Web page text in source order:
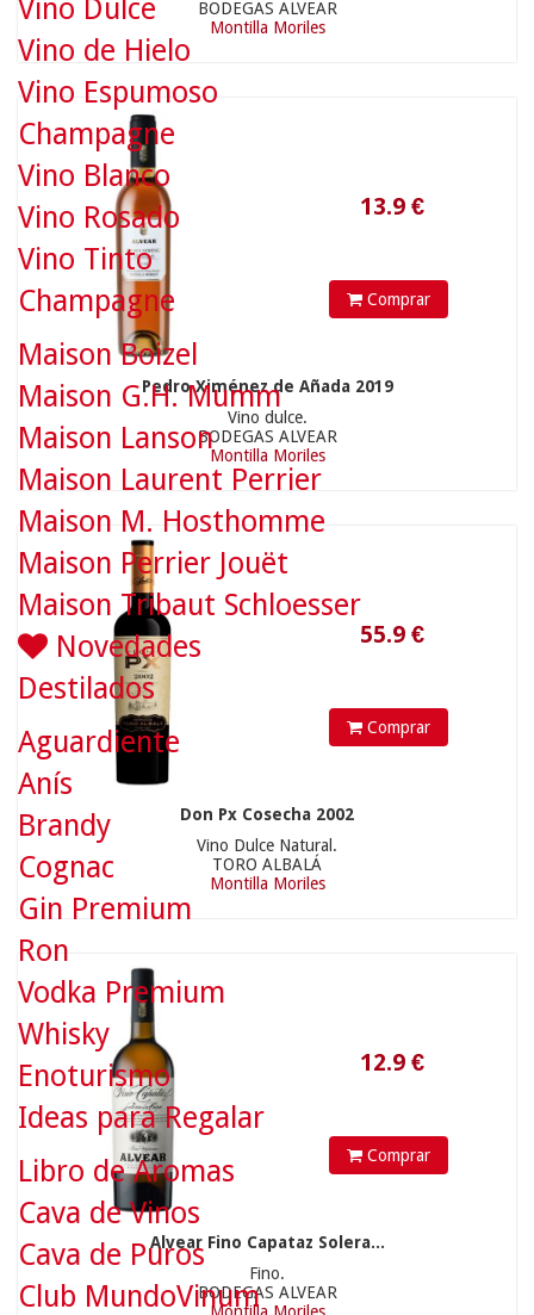
BODEGAS ALVEAR
Montilla Moriles
Comprar
Pedro Ximénez de Añada 2019
Vino dulce.
BODEGAS ALVEAR
Montilla Moriles
Comprar
Don Px Cosecha 2002
Vino Dulce Natural.
TORO ALBALÁ
Montilla Moriles
12.9€
Comprar
Alvear Fino Capataz Solera...
Fino.
BODEGAS ALVEAR
12.9€
Vino Dulce
Vino de Hielo
Vino Espumoso
Champagne
Vino Blanco
Vino Rosado
Vino Tinto
Champagne
Maison Boizel
Maison G.H. Mumm
Maison Lanson
Maison Laurent Perrier
Maison M. Hosthomme
Maison Perrier Jouët
Maison Tribaut Schloesser
Novedades
Destilados
Aguardiente
Anís
Brandy
Cognac
Gin Premium
Ron
Vodka Premium
Whisky
Enoturismo
Ideas para Regalar
Libro de Aromas
Cava de Vinos
Cava de Puros
Club MundoVinum